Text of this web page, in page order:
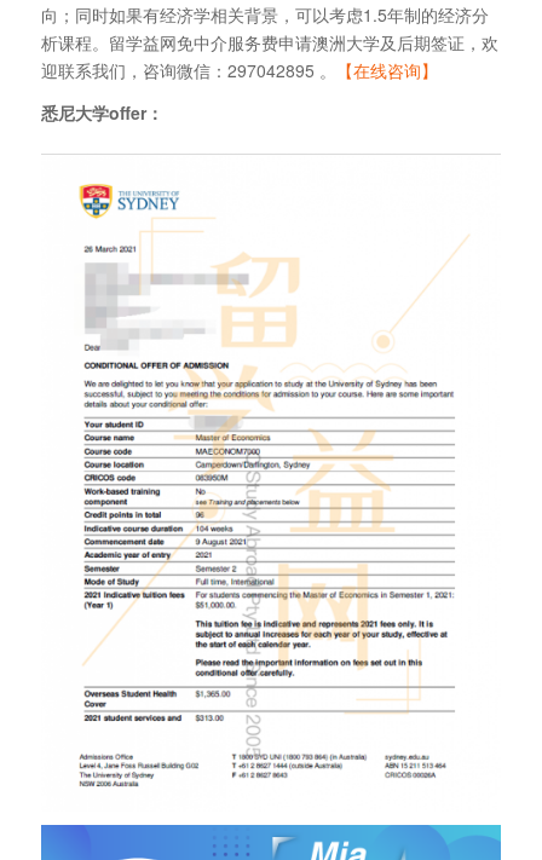
向；同时如果有经济学相关背景，可以考虑1.5年制的经济分
析课程。留学益网免中介服务费申请澳洲大学及后期签证，欢
迎联系我们，咨询微信：297042895 。
【在线咨询】
悉尼大学offer：